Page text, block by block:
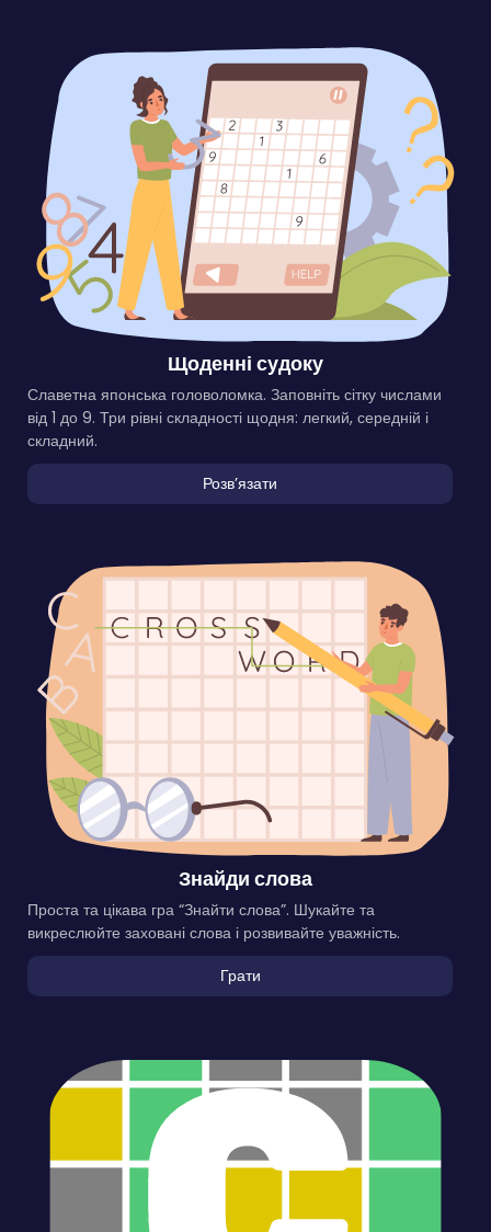
Щоденні судоку
Славетна японська головоломка. Заповніть сітку числами
від 1 до 9. Три рівні складності щодня: легкий, середній і
складний.
Розвʼязати
Знайди слова
Проста та цікава гра “Знайти слова”. Шукайте та
викреслюйте заховані слова і розвивайте уважність.
Грати